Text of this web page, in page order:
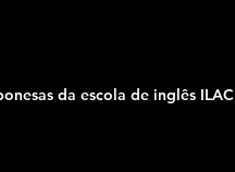
da escola de inglês ILAC